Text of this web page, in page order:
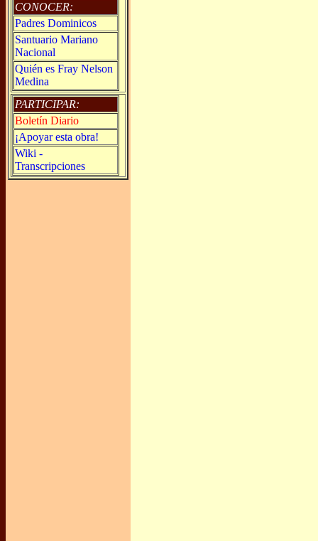
CONOCER:
Padres Dominicos
Santuario Mariano
Nacional
Quién es Fray Nelson
Medina
PARTICIPAR:
Boletín Diario
¡Apoyar esta obra!
Wiki -
Transcripciones